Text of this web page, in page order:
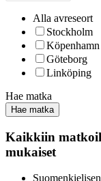
Alla avreseort
Stockholm
Köpenhamn
Göteborg
Linköping
Hae matka
Hae matka
Kaikkiin
mukaiset